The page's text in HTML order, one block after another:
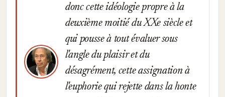
donc cette idéologie propre à la
deuxième moitié du XXe siècle et
qui pousse à tout évaluer sous
l'angle du plaisir et du
désagrément, cette assignation à
l'euphorie qui rejette dans la honte